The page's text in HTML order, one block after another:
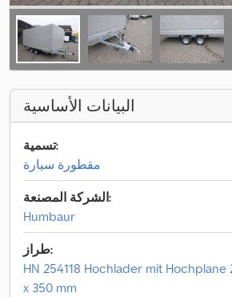
البيانات الأساسية
تسمية:
مقطورة سيارة
الشركة المصنعة:
Humbaur
طراز:
HN 254118 Hochlader mit Hochplane
x 350 mm